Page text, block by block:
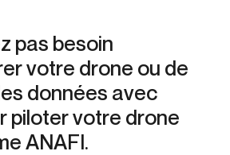
pas besoin
votre drone ou de
données avec
piloter votre drone
ANAFI.